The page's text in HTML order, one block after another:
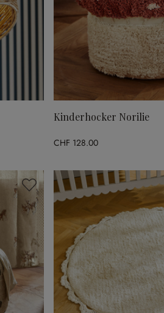
Kinderhocker Norilie
CHF 128.00